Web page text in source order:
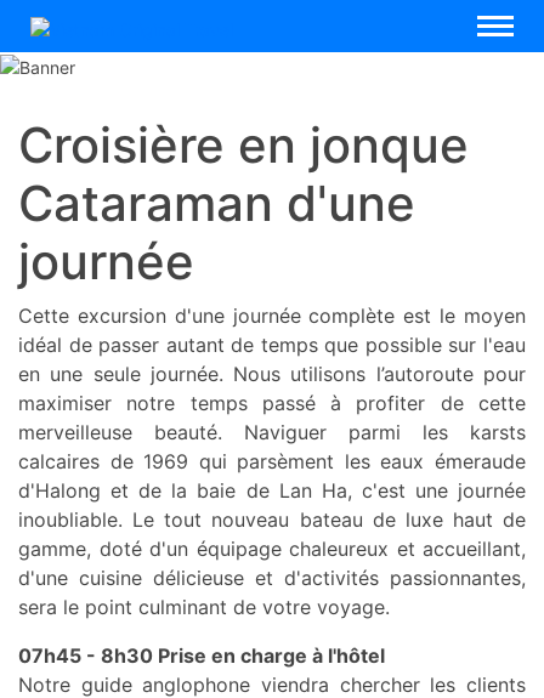
Croisière en jonque
Cataraman d'une
journée
Cette excursion d'une journée complète est le moyen
idéal de passer autant de temps que possible sur l'eau
en une seule journée. Nous utilisons l’autoroute pour
maximiser notre temps passé à profiter de cette
merveilleuse beauté. Naviguer parmi les karsts
calcaires de 1969 qui parsèment les eaux émeraude
d'Halong et de la baie de Lan Ha, c'est une journée
inoubliable. Le tout nouveau bateau de luxe haut de
gamme, doté d'un équipage chaleureux et accueillant,
d'une cuisine délicieuse et d'activités passionnantes,
sera le point culminant de votre voyage.
07h45 - 8h30 Prise en charge à l'hôtel
Notre guide anglophone viendra chercher les clients